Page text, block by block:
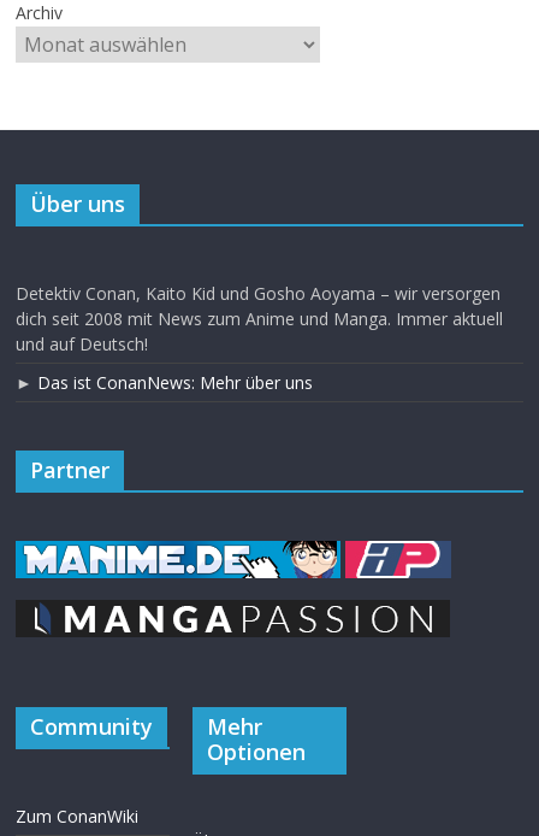
Archiv
Über uns
Detektiv Conan, Kaito Kid und Gosho Aoyama – wir versorgen
dich seit 2008 mit News zum Anime und Manga. Immer aktuell
und auf Deutsch!
► Das ist ConanNews: Mehr über uns
Partner
Community
Zum ConanWiki
Mehr
Optionen